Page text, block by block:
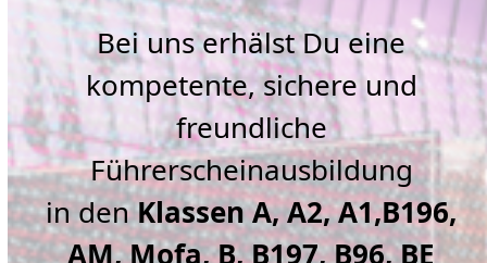
Bei uns erhälst Du eine
kompetente, sichere und
freundliche
Führerscheinausbildung
in denKlassen A, A2, A1,B196,
AM, Mofa, B, B197, B96,BE